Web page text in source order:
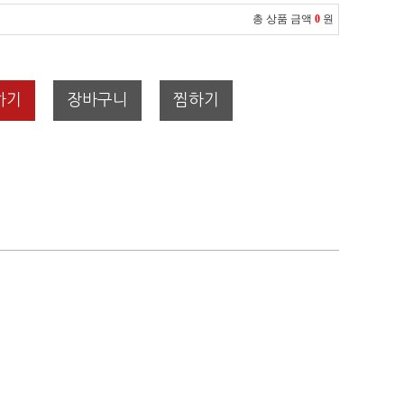
총 상품 금액 0 원
장바구니 찜하기